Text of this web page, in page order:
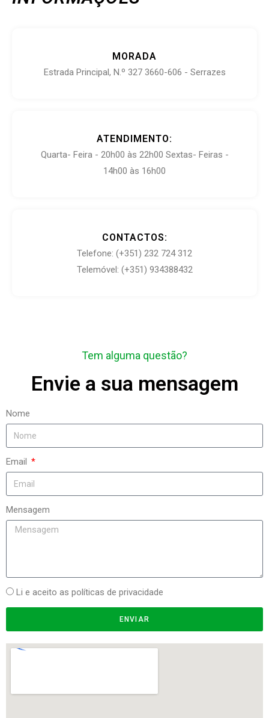
MORADA
Estrada Principal, N.º 327 3660-606 - Serrazes
ATENDIMENTO:
Quarta- Feira - 20h00 às 22h00 Sextas- Feiras -
14h00 às 16h00
CONTACTOS:
Telefone: (+351) 232 724 312
Telemóvel: (+351) 934388432
Tem alguma questão?
Envie a sua mensagem
Nome
Email
Mensagem
Li e aceito as políticas de privacidade
ENVIAR